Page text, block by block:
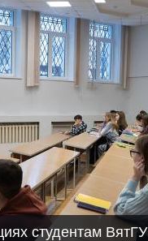
студентам